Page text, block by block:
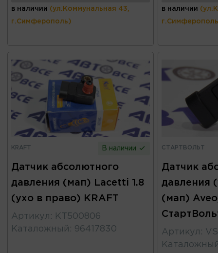
в наличии (ул.Коммунальная 43,
г.Симферополь)
в наличии
KRAFT В наличии
Датчик абсолютного
давления (мап) Lacetti 1.8
(ухо в право) KRAFT
Артикул :
KT500806
Каталожный : 96417830
СТАРТВОЛЬТ
Датчик
давления
(мап)
Артикул :